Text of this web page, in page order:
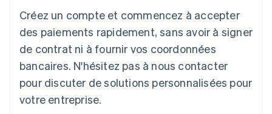
Créez un compte et commencez à accepter
des paiements rapidement, sans avoir à signer
de contrat ni à fournir vos coordonnées
bancaires. N'hésitez pas à nous contacter
pour discuter de solutions personnalisées pour
votre entreprise.
Japon
日本語
Lettonie
English
Liechtenstein
DeutschEnglish
English